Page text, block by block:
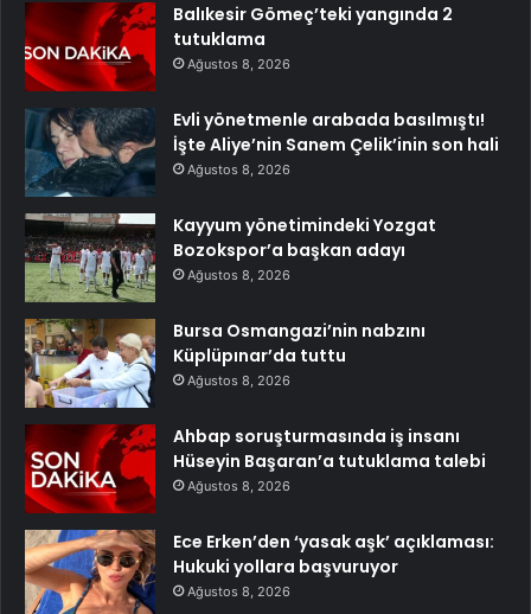
Balıkesir Gömeç’teki yangında 2
tutuklama
Ağustos 8, 2026
Evli yönetmenle arabada basılmıştı!
İşte Aliye’nin Sanem Çelik’inin son hali
Ağustos 8, 2026
Kayyum yönetimindeki Yozgat
Bozokspor’a başkan adayı
Ağustos 8, 2026
Bursa Osmangazi’nin nabzını
Küplüpınar’da tuttu
Ağustos 8, 2026
Ahbap soruşturmasında iş insanı
Hüseyin Başaran’a tutuklama talebi
Ağustos 8, 2026
Ece Erken’den ‘yasak aşk’ açıklaması:
Hukuki yollara başvuruyor
Ağustos 8, 2026